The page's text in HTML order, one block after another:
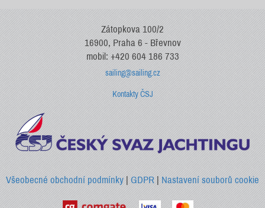
Zátopkova 100/2
16900, Praha 6 - Břevnov
mobil: +420 604 186 733
sailing@sailing.cz
Kontakty ČSJ
Všeobecné obchodní podmínky |GDPR Nastavení souborů cookie